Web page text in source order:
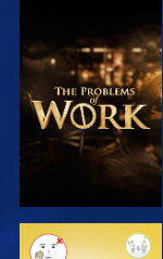
ESPLORA LE
SERIE